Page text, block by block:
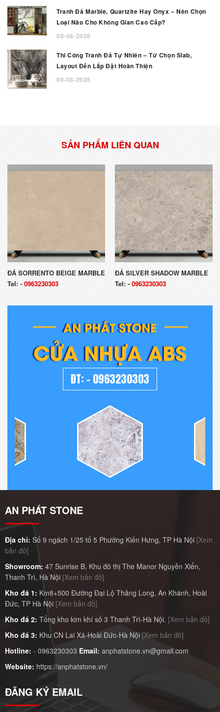
Tranh Đá Marble, Quartzite Hay Onyx – Nên Chọn
Loại Nào Cho Không Gian Cao Cấp?
08-08-2026
Thi Công Tranh Đá Tự Nhiên – Từ Chọn Slab,
Layout Đến Lắp Đặt Hoàn Thiện
08-08-2026
SẢN PHẨM LIÊN QUAN
ĐÁ SORRENTO BEIGE MARBLE
Tel: - 0963230303
ĐÁ SILVER SHADOW MARBLE
Tel: - 0963230303
AN PHÁT STONE
CỬA NHỰA ABS
ĐT: - 0963230303
AN PHÁT STONE
Địa chỉ: Số 9 ngách 1/25 tổ 5 Phường Kiến Hưng, TP Hà Nội [Xem
bản đồ]
Showroom: 47 Sunrise B, Khu đô thị The Manor Nguyễn Xiển,
Thanh Trì, Hà Nội [Xem bản đồ]
Kho đá 1: Km8+500 Đường Đại Lộ Thăng Long, An Khánh, Hoài
Đức, TP Hà Nội [Xem bản đồ]
Kho đá 2: Tổng kho kim khí số 3 Thanh Trì-Hà Nội. [Xem bản đồ]
Kho đá 3: Khu CN Lai Xá-Hoài Đức-Hà Nội [Xem bản đồ]
Hotline: - 0963230303 Email: anphatstone.vn@gmail.com
Website: https://anphatstone.vn/
ĐĂNG KÝ EMAIL